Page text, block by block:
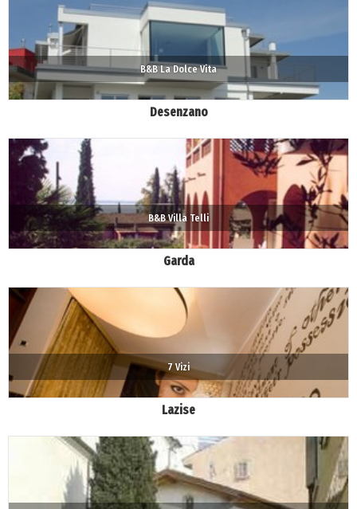
B&B La Dolce Vita
Desenzano
B&B Villa Telli
Garda
7 Vizi
Lazise